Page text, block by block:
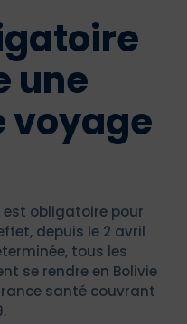
une
voyage
est obligatoire pour
depuis le 2 avril
tous les
se rendre en Bolivie
santé couvrant